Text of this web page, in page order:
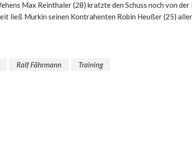
Max Reinthaler (28) kratzte den Schuss noch von der
ließ Murkin seinen Kontrahenten Robin Heußer (25)
Ralf Fährmann Training